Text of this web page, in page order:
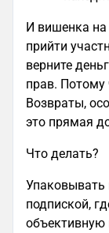
И вишенка на
прийти
верните
прав. Потому
Возвраты,
это прямая
Что делать?
Упаковывать
подпиской,
объективную